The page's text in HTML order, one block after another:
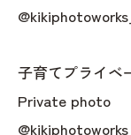
子育てプライベ
Private photo